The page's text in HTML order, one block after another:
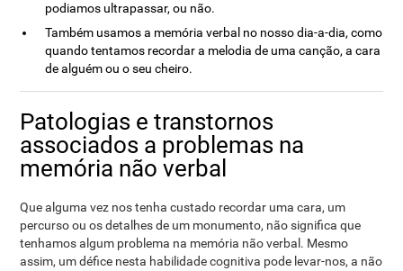
podiamos ultrapassar, ou não.
Também usamos a memória verbal no nosso dia-a-dia, como
quando tentamos recordar a melodia de uma canção, a cara
de alguém ou o seu cheiro.
Patologias e transtornos
associados a problemas na
memória não verbal
Que alguma vez nos tenha custado recordar uma cara, um
percurso ou os detalhes de um monumento, não significa que
tenhamos algum problema na memória não verbal. Mesmo
assim, um défice nesta habilidade cognitiva pode levar-nos, a não